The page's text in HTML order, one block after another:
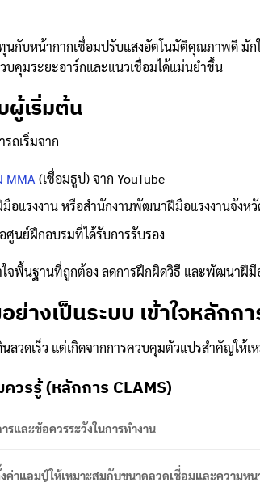
กับหน้ากากเชื่อมปรับแสงอัตโนมัติคุณภาพดี มัก
บคุมระยะอาร์กและแนวเชื่อมได้แม่นยำขึ้น
ผู้เริ่มต้น
ถเริ่มจาก
MMA (เชื่อมธูป) จาก YouTube
แรงงาน หรือสำนักงานพัฒนาฝีมือแรงงานจังห
ศูนย์ฝึกอบรมที่ได้รับการรับรอง
จพื้นฐานที่ถูกต้อง ลดการฝึกผิดวิธี และพัฒนาฝีมือ
ย่างเป็นระบบ เข้าใจหลักก
นลวดเร็ว แต่เกิดจากการควบคุมตัวแปรสำคัญให้เ
วรรู้ (หลักการ CLAMS)
รและข้อควรระวังในการทำงาน
ค่าแอมป์ให้เหมาะสมกับขนาดลวดเชื่อมและความห